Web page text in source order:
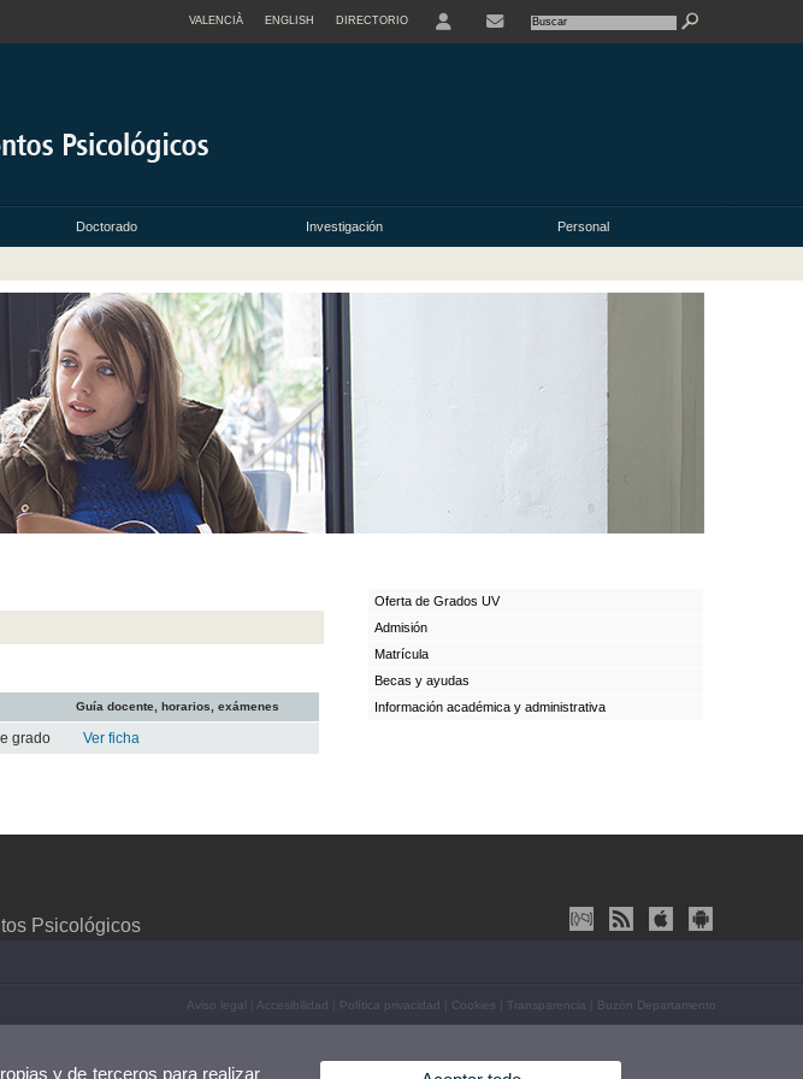
VALENCIÀ ENGLISH DIRECTORIO
Doctorado Investigación Personal
Guía docente, horarios, exámenes
grado Ver ficha
Oferta de Grados UV
Admisión
Matrícula
Becas y ayudas
Información académica y administrativa
Psicológicos
Aviso legal Accesibilidad Política privacidad Cookies Transparencia Buzón Departamento
y de terceros para realizar